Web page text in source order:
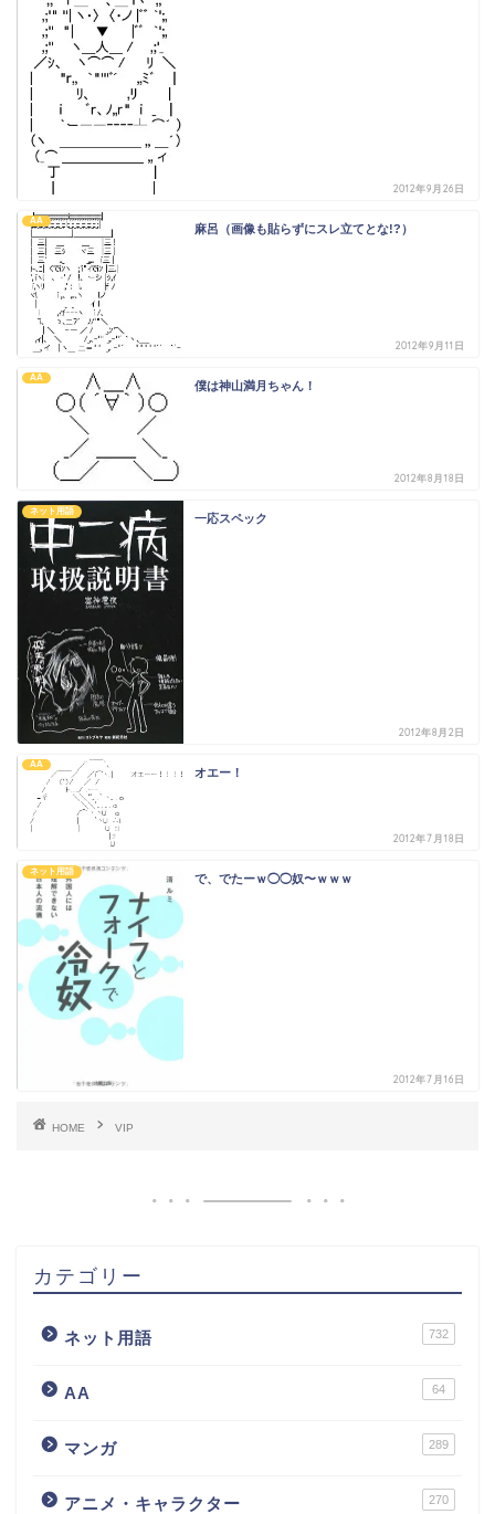
2012年9月26日
AA
麻呂（画像も貼らずにスレ立てとな!?）
2012年9月11日
AA
僕は神山満月ちゃん！
2012年8月18日
ネット用語
一応スペック
2012年8月2日
AA
オエー！
2012年7月18日
ネット用語
で、でたーｗ◯◯奴〜ｗｗｗ
2012年7月16日
HOME VIP
カテゴリー
ネット用語 732
AA 64
マンガ 289
アニメ・キャラクター 270